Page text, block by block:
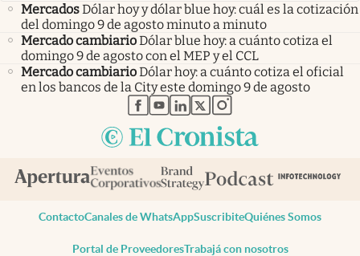
MercadosDólar hoy y dólar blue hoy: cuál es la cotización
del domingo 9 de agosto minuto a minuto
Mercado cambiarioDólar blue hoy: a cuánto cotiza el
domingo 9 de agosto con el MEP y el CCL
Mercado cambiarioDólar hoy: a cuánto cotiza el oficial
en los bancos de la City este domingo 9 de agosto
abre en nueva pestaña
abre en nueva pestaña
abre en nueva pestaña
abre en nueva pestaña
abre en nueva pestaña
ContactoCanales de WhatsAppSuscribiteQuiénes Somos
Portal de ProveedoresTrabajá con nosotros